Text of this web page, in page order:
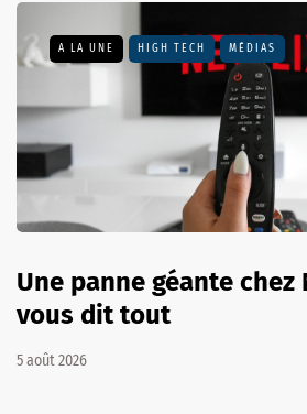
A LA UNE HIGH TECH MÉDIAS
Une panne géante chez
vous dit tout
5 août 2026